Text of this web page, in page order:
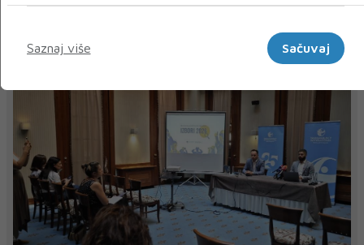
NAJČITANIJE
Saznaj više
Sačuvaj